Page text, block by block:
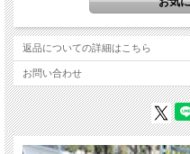
返品についての詳細はこちら
お問い合わせ